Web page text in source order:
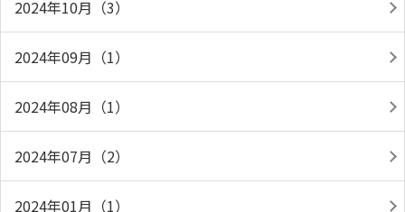
2024年10月（3）
2024年09月（1）
2024年08月（1）
2024年07月（2）
2024年01月（1）